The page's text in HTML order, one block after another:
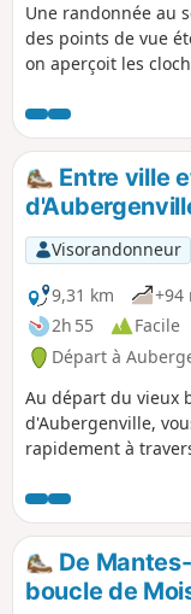
Une randonnée au
des points de vue
on aperçoit les
Entre ville
Visorandonneur
9,31 km
+94
2h 55
Facile
Départ à
Au départ du vieux
d'Aubergenville,
rapidement à
traverserez ensuite
d'Acosta,
d'une végétation
retrouver le vieux
curiosités de la
De
boucle de